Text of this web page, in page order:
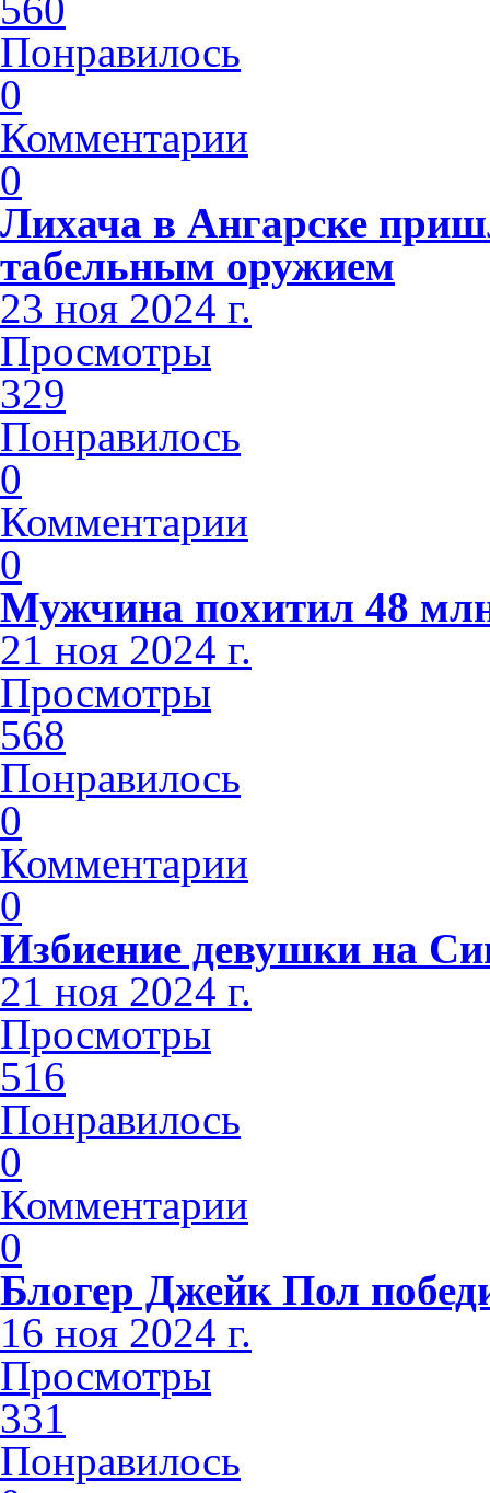
Понравилось
0
Комментарии
0
Лихача в Ангарске
табельным оружием
23 ноя 2024 г.
Просмотры
329
Понравилось
0
Комментарии
0
Мужчина похитил 48
21 ноя 2024 г.
Просмотры
568
Понравилось
0
Комментарии
0
Избиение девушки на
21 ноя 2024 г.
Просмотры
516
Понравилось
0
Комментарии
0
Блогер Джейк Пол
16 ноя 2024 г.
Просмотры
331
Понравилось